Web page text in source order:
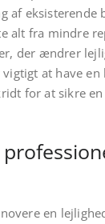
af eksisterende
alt fra mindre
der ændrer
at have en
for at sikre
en